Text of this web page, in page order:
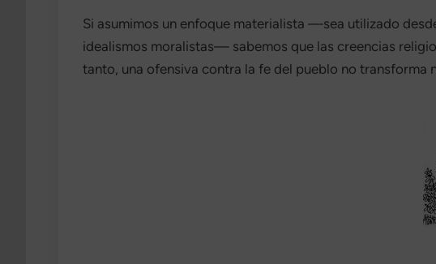
Si asumimos un enfoque materialista —sea utilizado
idealismos moralistas— sabemos que las creencias
tanto, una ofensiva contra la fe del pueblo no transforma